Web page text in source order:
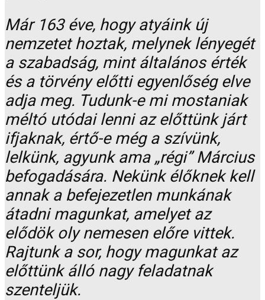
Már 163 éve, hogy atyáink új
nemzetet hoztak, melynek lényegét
a szabadság, mint általános érték
és a törvény előtti egyenlőség elve
adja meg. Tudunk-e mi mostaniak
méltó utódai lenni az előttünk járt
ifjaknak, értő-e még a szívünk,
lelkünk, agyunk ama „régi” Március
befogadására. Nekünk élőknek kell
annak a befejezetlen munkának
átadni magunkat, amelyet az
elődök oly nemesen előre vittek.
Rajtunk a sor, hogy magunkat az
előttünk álló nagy feladatnak
szenteljük.